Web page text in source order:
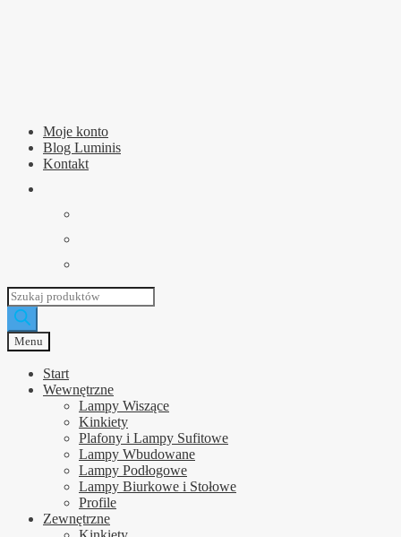
Moje konto
Blog Luminis
Kontakt
Wyszukiwarka
produktów
Menu
Start
Wewnętrzne
Lampy Wiszące
Kinkiety
Plafony i Lampy Sufitowe
Lampy Wbudowane
Lampy Podłogowe
Lampy Biurkowe i Stołowe
Profile
Zewnętrzne